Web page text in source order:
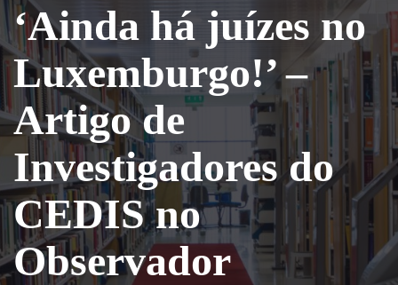
‘Ainda há juízes no
Luxemburgo!’ –
Artigo de
Investigadores do
CEDIS no
Observador